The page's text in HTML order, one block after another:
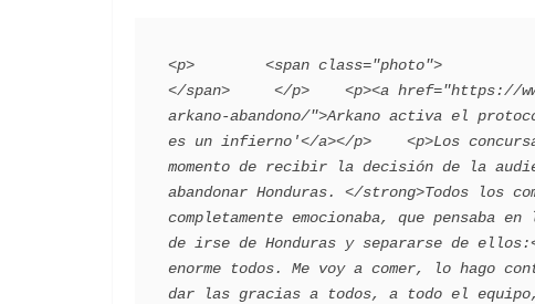
<p>        <span class="photo">
</span>     </p>    <p><a href="https://
arkano-abandono/">Arkano activa el
es un infierno'</a></p>    <p>Los
momento de recibir la decisión de la
abandonar Honduras. </strong>Todos los
completamente emocionaba, que pensaba
de irse de Honduras y separarse de
enorme todos. Me voy a comer, lo hago
dar las gracias a todos, a todo el equipo,